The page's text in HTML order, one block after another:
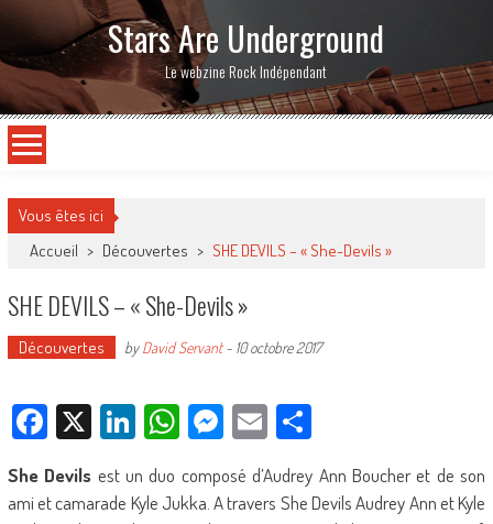
Stars Are Underground
Le webzine Rock Indépendant
Vous êtes ici
Accueil > Découvertes > SHE DEVILS – « She-Devils »
SHE DEVILS – « She-Devils »
Découvertes byDavid Servant- 10 octobre 2017
Facebook
X LinkedIn
WhatsApp
Messenger
EmailPartager
She Devils est un duo composé d’Audrey Ann Boucher et de son
ami et camarade Kyle Jukka. A travers She Devils Audrey Ann et Kyle